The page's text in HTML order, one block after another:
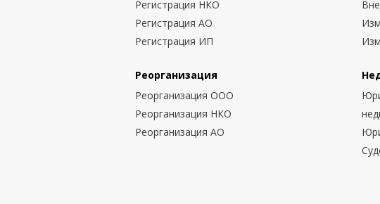
Регистрация НКО
Регистрация АО
Регистрация ИП
Реорганизация
Реорганизация ООО
Реорганизация НКО
Реорганизация АО